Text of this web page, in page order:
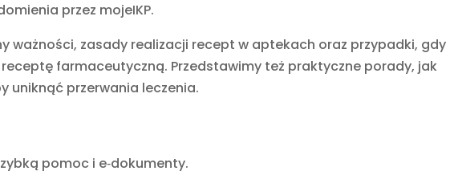
przez mojeIKP.
ważności, zasady realizacji recept w aptekach oraz przypadki, gdy
farmaceutyczną. Przedstawimy też praktyczne porady, jak
uniknąć przerwania leczenia.
pomoc i e‑dokumenty.